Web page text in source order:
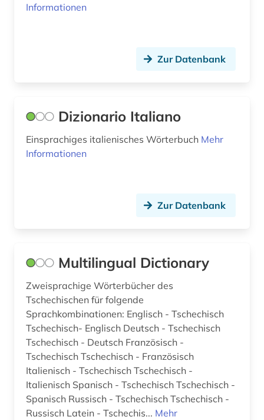
Informationen
Zur Datenbank
Dizionario Italiano
Einsprachiges italienisches Wörterbuch Mehr
Informationen
Zur Datenbank
Multilingual Dictionary
Zweisprachige Wörterbücher des
Tschechischen für folgende
Sprachkombinationen: Englisch - Tschechisch
Tschechisch- Englisch Deutsch - Tschechisch
Tschechisch - Deutsch Französisch -
Tschechisch Tschechisch - Französisch
Italienisch - Tschechisch Tschechisch -
Italienisch Spanisch - Tschechisch Tschechisch -
Spanisch Russisch - Tschechisch Tschechisch -
Russisch Latein - Tschechis... Mehr